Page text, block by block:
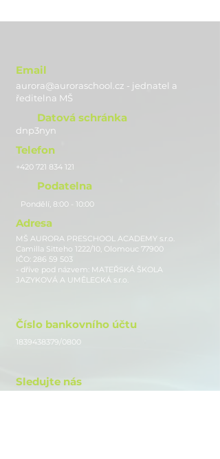
Email
aurora@auroraschool.cz - jednatel a
ředitelna MŠ
Datová schránka
dnp3nyn
Telefon
+420 721 834 121
Podatelna
Pondělí, 8:00 - 10:00
Adresa
MŠ AURORA PRESCHOOL ACADEMY s.r.o.
Camilla Sitteho 1222/10, Olomouc 77900
IČO: 286 59 503
- dříve pod názvem: MATEŘSKÁ ŠKOLA
JAZYKOVÁ A UMĚLECKÁ s.r.o.
Číslo bankovního účtu
1839438379/0800
Sledujte nás